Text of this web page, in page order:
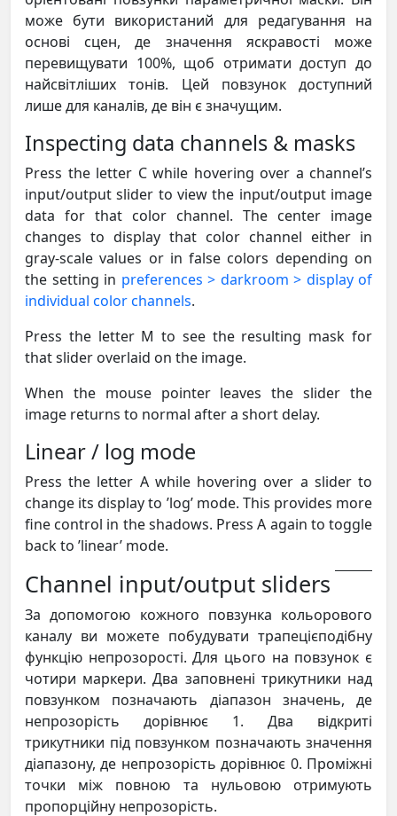
може бути використаний для редагування на
основі сцен, де значення яскравості може
перевищувати 100%, щоб отримати доступ до
найсвітліших тонів. Цей повзунок доступний
лише для каналів, де він є значущим.
Inspecting data channels & masks
Press the letter C while hovering over a channel’s
input/output slider to view the input/output image
data for that color channel. The center image
changes to display that color channel either in
gray-scale values or in false colors depending on
the setting in preferences > darkroom > display of
individual color channels.
Press the letter M to see the resulting mask for
that slider overlaid on the image.
When the mouse pointer leaves the slider the
image returns to normal after a short delay.
Linear / log mode
Press the letter A while hovering over a slider to
change its display to ’log’ mode. This provides more
fine control in the shadows. Press A again to toggle
back to ’linear’ mode.
Channel input/output sliders
За допомогою кожного повзунка кольорового
каналу ви можете побудувати трапецієподібну
функцію непрозорості. Для цього на повзунок є
чотири маркери. Два заповнені трикутники над
повзунком позначають діапазон значень, де
непрозорість дорівнює 1. Два відкриті
трикутники під повзунком позначають значення
діапазону, де непрозорість дорівнює 0. Проміжні
точки між повною та нульовою отримують
пропорційну непрозорість.